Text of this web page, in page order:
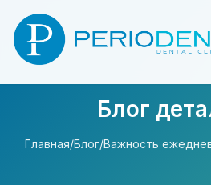
Блог
Главная/Блог/Важность